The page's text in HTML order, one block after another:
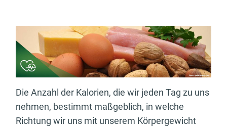
Die Anzahl der Kalorien, die wir jeden Tag zu uns
nehmen, bestimmt maßgeblich, in welche
Richtung wir uns mit unserem Körpergewicht